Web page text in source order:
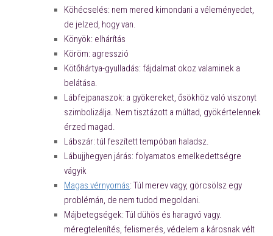
Köhécselés: nem mered kimondani a véleményedet,
de jelzed, hogy van.
Könyök: elhárítás
Köröm: agresszió
Kötőhártya-gyulladás: fájdalmat okoz valaminek a
belátása.
Lábfejpanaszok: a gyökereket, ősökhöz való viszonyt
szimbolizálja. Nem tisztázott a múltad, gyökértelennek
érzed magad.
Lábszár: túl feszített tempóban haladsz.
Lábujjhegyen járás: folyamatos emelkedettségre
vágyik
Magas vérnyomás: Túl merev vagy, görcsölsz egy
problémán, de nem tudod megoldani.
Májbetegségek: Túl dühös és haragvó vagy.
méregtelenítés, felismerés, védelem a károsnak vélt